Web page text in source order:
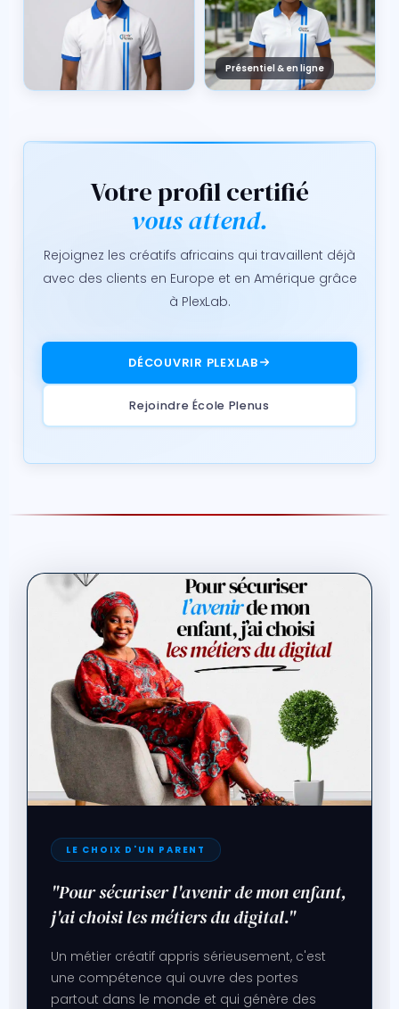
LE CHOIX D'UN PARENT
"Pour sécuriser l'avenir de mon enfant,
j'ai choisi les métiers du digital."
Un métier créatif appris sérieusement, c'est
une compétence qui ouvre des portes
partout dans le monde et qui génère des